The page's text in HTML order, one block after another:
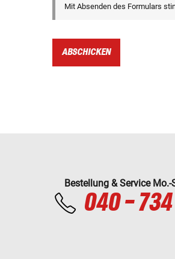
Mit Absenden des Formulars
ABSCHICKEN
Bestellung & Service Mo.-
040 -